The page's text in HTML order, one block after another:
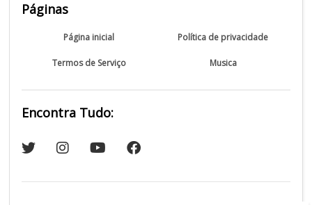
Páginas
Página inicial Política de privacidade
Termos de Serviço Musica
Encontra Tudo: